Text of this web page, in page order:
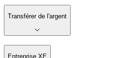
Transférer de l'argent
Entreprise XE